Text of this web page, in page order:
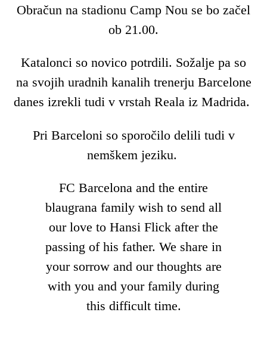
Obračun na stadionu Camp Nou se bo začel
ob 21.00.
Katalonci so novico potrdili. Sožalje pa so
na svojih uradnih kanalih trenerju Barcelone
danes izrekli tudi v vrstah Reala iz Madrida.
Pri Barceloni so sporočilo delili tudi v
nemškem jeziku.
FC Barcelona and the entire
blaugrana family wish to send all
our love to Hansi Flick after the
passing of his father. We share in
your sorrow and our thoughts are
with you and your family during
this difficult time.